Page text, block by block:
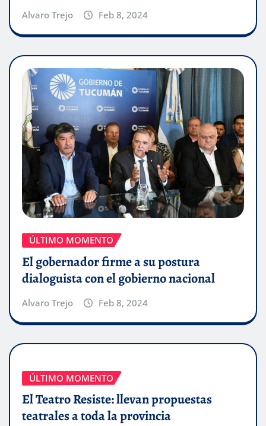
Alvaro Trejo Feb 8, 2024
ÚLTIMO MOMENTO
El gobernador firme a su postura
dialoguista con el gobierno nacional
Alvaro Trejo Feb 8, 2024
ÚLTIMO MOMENTO
El Teatro Resiste: llevan propuestas
teatrales a toda la provincia